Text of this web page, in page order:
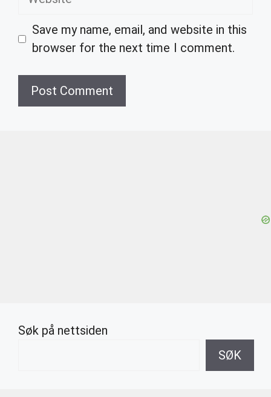
Save my name, email, and website in this
browser for the next time I comment.
Søk på nettsiden
SØK